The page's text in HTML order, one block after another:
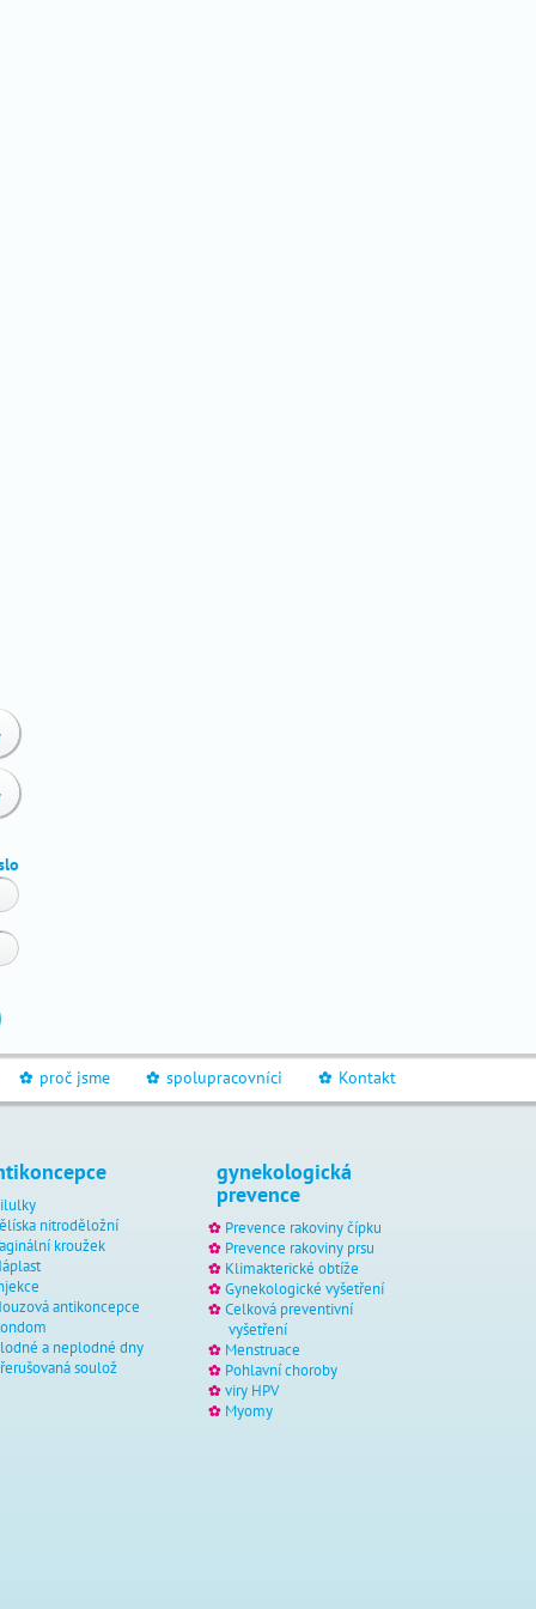
_ proč jsme _ spolupracovníci _ Kontakt
nitroděložní
kroužek
antikoncepce
a neplodné dny
soulož
gynekologická
prevence
Prevence rakoviny čípku
Prevence rakoviny prsu
Klimakterické obtíže
Gynekologické vyšetření
Celková preventivní
vyšetření
Menstruace
Pohlavní choroby
viry HPV
Myomy